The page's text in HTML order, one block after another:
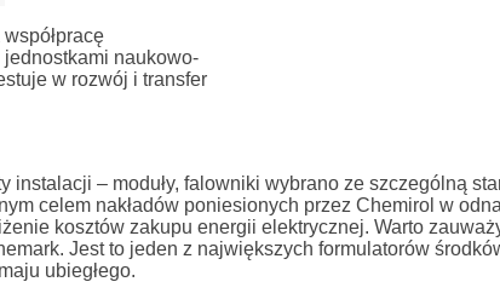
naukowo-
w rozwój i transfer
instalacji – moduły, falowniki wybrano ze szczególną
celem nakładów poniesionych przez Chemirol w
kosztów zakupu energii elektrycznej. Warto
Jest to jeden z największych formulatorów
ubiegłego.